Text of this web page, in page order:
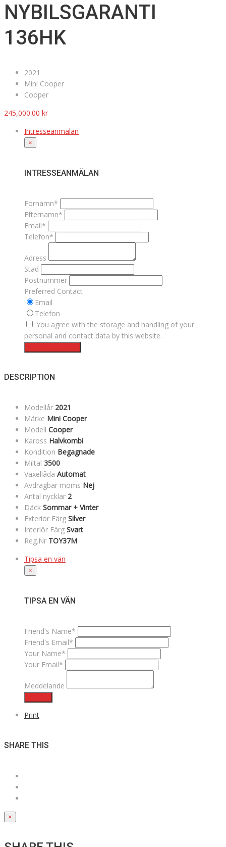
NYBILSGARANTI
136HK
2021
Mini Cooper
Cooper
245,000.00 kr
Intresseanmälan
×
INTRESSEANMÄLAN
Förnamn*
Efternamn*
Email*
Telefon*
Adress
Stad
Postnummer
Preferred Contact
Email
Telefon
You agree with the storage and handling of your
personal and contact data by this website.
DESCRIPTION
Modellår 2021
Märke Mini Cooper
Modell Cooper
Kaross Halvkombi
Kondition Begagnade
Miltal 3500
Växellåda Automat
Avdragbar moms Nej
Antal nycklar 2
Däck Sommar + Vinter
Exteriör Färg Silver
Interiör Färg Svart
Reg.Nr TOY37M
Tipsa en vän
×
TIPSA EN VÄN
Friend's Name*
Friend's Email*
Your Name*
Your Email*
Meddelande
Print
SHARE THIS
×